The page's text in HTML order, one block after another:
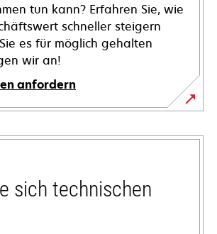
tun kann? Erfahren Sie, wie
schneller steigern
es für möglich gehalten
wir an!
anfordern
sich technischen